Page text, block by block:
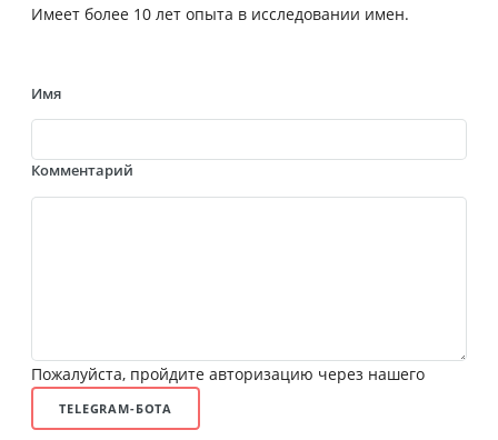
Имеет более 10 лет опыта в исследовании имен.
Имя
Комментарий
Пожалуйста, пройдите авторизацию через нашего
TELEGRAM-БОТА